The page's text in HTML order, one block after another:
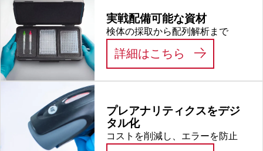
実戦配備可能な資材
検体の採取から配列解析まで
詳細はこちら 実戦配備可
プレアナリティクスをデジ
タル化
コストを削減し、エラーを防止